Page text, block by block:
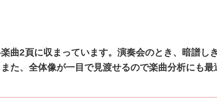
曲2頁に収まっています。演奏会のとき、暗譜し
た、全体像が一目で見渡せるので楽曲分析にも最